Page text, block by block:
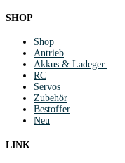
SHOP
Shop
Antrieb
Akkus & Ladeger.
RC
Servos
Zubehör
Bestoffer
Neu
LINK